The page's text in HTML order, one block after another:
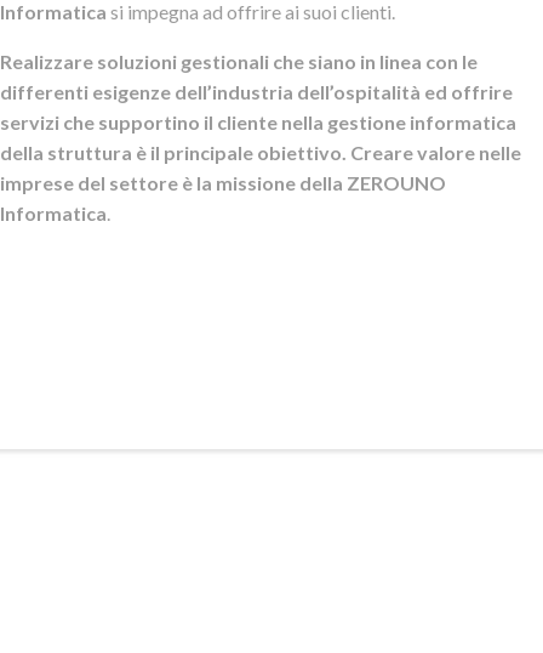
Informatica si impegna ad offrire ai suoi clienti.
Realizzare soluzioni gestionali che siano in linea con le
differenti esigenze dell’industria dell’ospitalità ed offrire
servizi che supportino il cliente nella gestione informatica
della struttura è il principale obiettivo. Creare valore nelle
imprese del settore è la missione della ZEROUNO
Informatica